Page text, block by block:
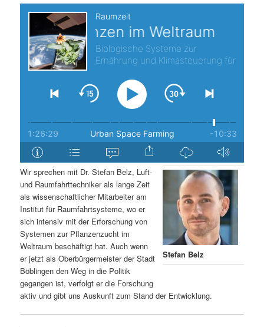
s
r
g
e
n
l
s
i
n
g
e
n
Stefan Belz
Wir sprechen mit Dr. Stefan Belz, Luft-
und Raumfahrttechniker als lange Zeit
als wissenschaftlicher Mitarbeiter am
Institut für Raumfahrtsysteme, wo er
sich intensiv mit der Erforschung von
Systemen zur Pflanzenzucht im
Weltraum beschäftigt hat. Auch wenn
er jetzt als Oberbürgermeister der Stadt
Böblingen den Weg in die Politik
gegangen ist, verfolgt er die Forschung
aktiv und gibt uns Auskunft zum Stand der Entwicklung.